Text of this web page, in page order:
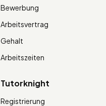
Bewerbung
Arbeitsvertrag
Gehalt
Arbeitszeiten
Tutorknight
Registrierung